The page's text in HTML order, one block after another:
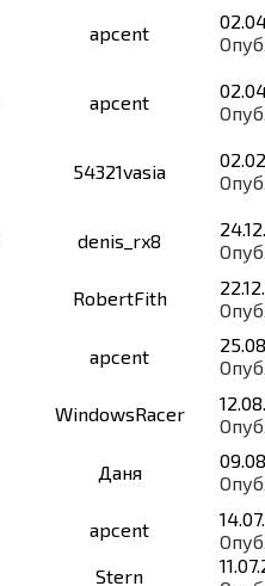
apcent
apcent
54321vasia
denis_rx8
RobertFith
apcent
WindowsRacer
Даня
apcent
Stern